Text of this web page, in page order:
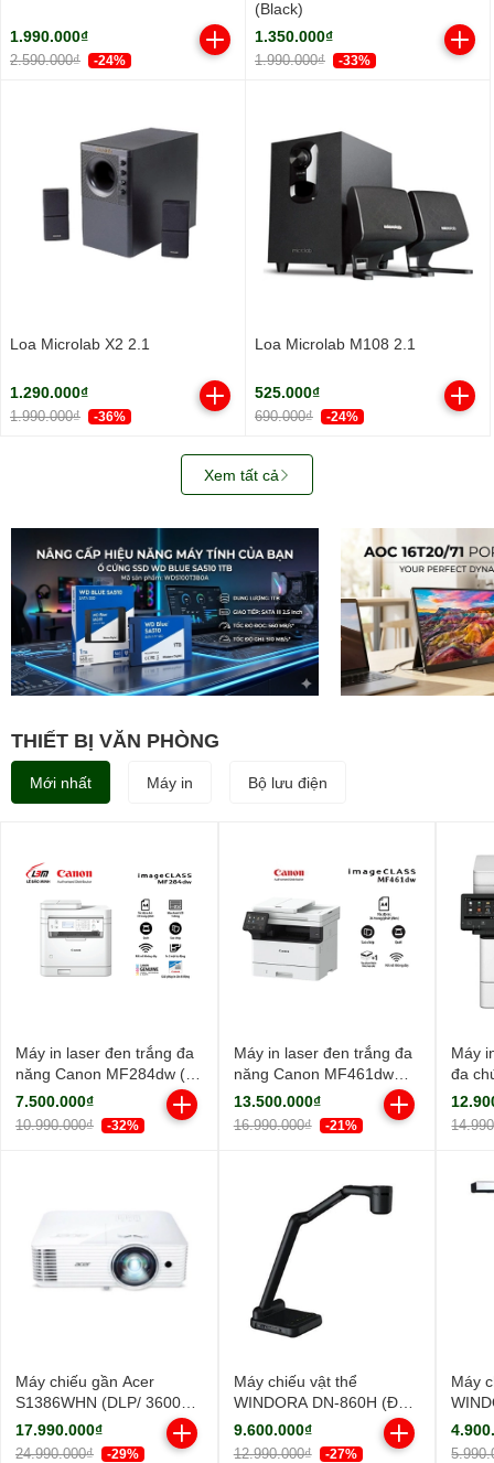
1.990.000₫
2.590.000₫ -24%
(Black)
1.350.000₫
1.990.000₫ -33%
Loa Microlab X2 2.1
1.290.000₫
1.990.000₫ -36%
Loa Microlab M108 2.1
525.000₫
690.000₫ -24%
Xem tất cả
THIẾT BỊ VĂN PHÒNG
Mới nhất Máy in Bộ lưu điện
Máy in laser đen trắng đa
năng Canon MF284dw (In
đảo mặt| Copy| Scan| ADF
A4| A5| USB| LAN| WIFI)
7.500.000₫
10.990.000₫ -32%
Máy in laser đen trắng đa
năng Canon MF461dw
(NK)
13.500.000₫
16.990.000₫ -21%
Máy
đa
Máy chiếu gần Acer
S1386WHN (DLP/ 3600
Ansi Lumens/ WXGA)
17.990.000₫
24.990.000₫ -29%
Máy chiếu vật thể
WINDORA DN-860H (Độ
sáng sắc nét/ Full HD)
9.600.000₫
12.990.000₫ -27%
Máy
sáng